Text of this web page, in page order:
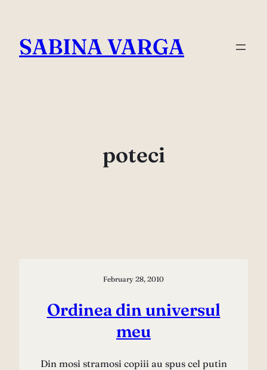
content
SABINA VARGA
poteci
February 28, 2010
Ordinea din universul
meu
Din mosi stramosi copiii au spus cel putin